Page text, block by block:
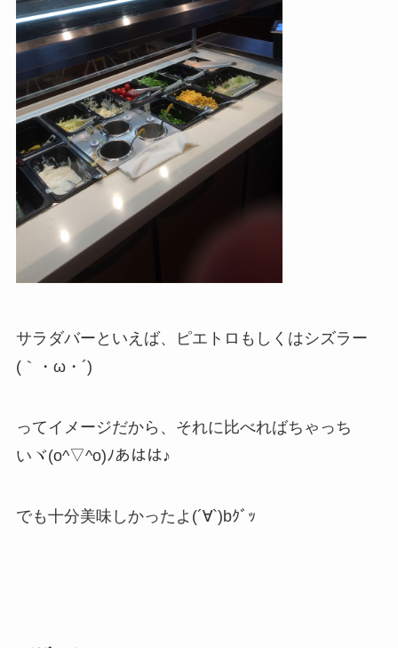
サラダバーといえば、ピエトロもしくはシズラー
(｀・ω・´)
ってイメージだから、それに比べればちゃっち
いヾ(o^▽^o)ﾉあはは♪
でも十分美味しかったよ(´∀`)bｸﾞｯ